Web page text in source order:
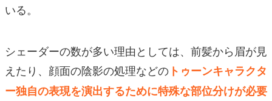
いる。
シェーダーの数が多い理由としては、前髪から眉が見
えたり、顔面の陰影の処理などの トゥーンキャラクタ
ー独自の表現を演出するために特殊な部位分けが必要